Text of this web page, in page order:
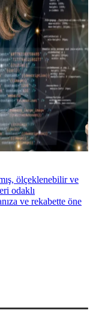
ölçeklenebilir ve
odaklı
ve rekabette öne